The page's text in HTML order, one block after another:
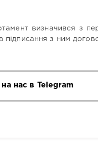
визначився з
підписання з ним
нас в Telegram